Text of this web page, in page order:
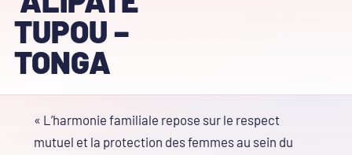
TUPOU –
TONGA
« L’harmonie familiale repose sur le respect
mutuel et la protection des femmes au sein du